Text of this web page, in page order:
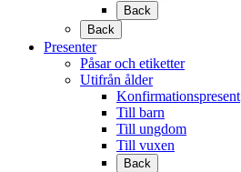
Back
Back
Presenter
Påsar och etiketter
Utifrån ålder
Konfirmationspresent
Till barn
Till ungdom
Till vuxen
Back